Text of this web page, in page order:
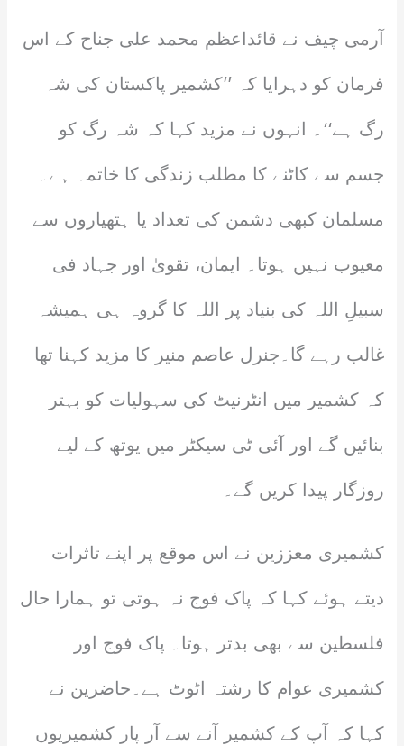
آرمی چیف نے قائداعظم محمد علی جناح کے اس
فرمان کو دہرایا کہ ’’کشمیر پاکستان کی شہ
رگ ہے‘‘۔ انہوں نے مزید کہا کہ شہ رگ کو
جسم سے کاٹنے کا مطلب زندگی کا خاتمہ ہے۔
مسلمان کبھی دشمن کی تعداد یا ہتھیاروں سے
معیوب نہیں ہوتا۔ ایمان، تقویٰ اور جہاد فی
سبیلِ اللہ کی بنیاد پر اللہ کا گروہ ہی ہمیشہ
غالب رہے گا۔جنرل عاصم منیر کا مزید کہنا تھا
کہ کشمیر میں انٹرنیٹ کی سہولیات کو بہتر
بنائیں گے اور آئی ٹی سیکٹر میں یوتھ کے لیے
روزگار پیدا کریں گے۔
کشمیری معززین نے اس موقع پر اپنے تاثرات
دیتے ہوئے کہا کہ پاک فوج نہ ہوتی تو ہمارا حال
فلسطین سے بھی بدتر ہوتا۔ پاک فوج اور
کشمیری عوام کا رشتہ اٹوٹ ہے۔حاضرین نے
کہا کہ آپ کے کشمیر آنے سے آر پار کشمیریوں